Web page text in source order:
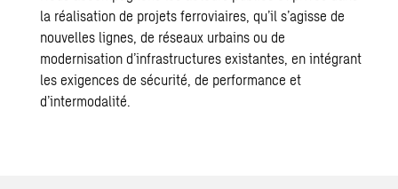
la réalisation de projets ferroviaires, qu’il s’agisse de
nouvelles lignes, de réseaux urbains ou de
modernisation d’infrastructures existantes, en intégrant
les exigences de sécurité, de performance et
d’intermodalité.